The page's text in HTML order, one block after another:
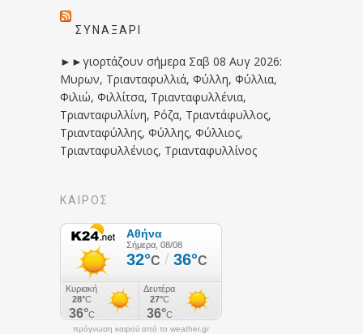
ΣΥΝΑΞΆΡΙ
►►γιορτάζουν σήμερα Σαβ 08 Αυγ 2026:
Μυρων, Τριανταφυλλιά, Φύλλη, Φύλλια,
Φιλιώ, Φιλλίτσα, Τριανταφυλλένια,
Τριανταφυλλίνη, Ρόζα, Τριαντάφυλλος,
Τριανταφύλλης, Φύλλης, Φύλλιος,
Τριανταφυλλένιος, Τριανταφυλλίνος
ΚΑΙΡΟΣ
πρόγνωση καιρού από το weather.gr